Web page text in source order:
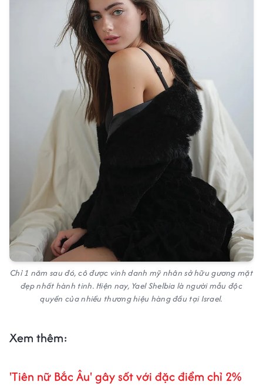
Chỉ 1 năm sau đó, cô được vinh danh mỹ nhân sở hữu gương mặt
đẹp nhất hành tinh. Hiện nay, Yael Shelbia là người mẫu độc
quyền của nhiều thương hiệu hàng đầu tại Israel.
Xem thêm:
'Tiên nữ Bắc Âu' gây sốt với đặc điểm chỉ 2%